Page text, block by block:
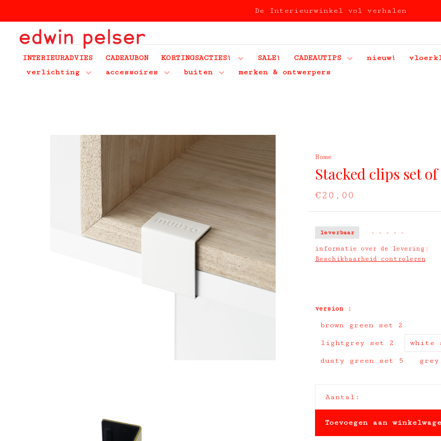
De Interieurwinkel vol verhalen
INTERIEURADVIES CADEAUBON KORTINGSACTIES! SALE! CADEAUTIPS nieuw!
verlichting
accessoires buiten merken & ontwerpers
Home
Stacked clips set of
€20,00
leverbaar • • • • •
informatie over de levering:
Beschikbaarheid controleren
version :
brown green set 2
lightgrey set 2 white
dusty green set 5
Aantal:
Toevoegen aan